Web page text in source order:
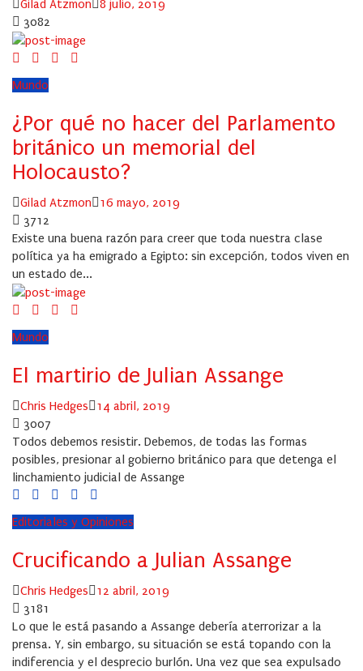
Author
Gilad Atzmon
Posted
8 julio, 2019
3082
Mundo
¿Por qué no hacer del Parlamento
británico un memorial del
Holocausto?
Author
Gilad Atzmon
Posted
16 mayo, 2019
3712
Existe una buena razón para creer que toda nuestra clase
política ya ha emigrado a Egipto: sin excepción, todos viven en
un estado de...
Mundo
El martirio de Julian Assange
Author
Chris Hedges
Posted
14 abril, 2019
3007
Todos debemos resistir. Debemos, de todas las formas
posibles, presionar al gobierno británico para que detenga el
linchamiento judicial de Assange
Editoriales y Opiniones
Crucificando a Julian Assange
Author
Chris Hedges
Posted
12 abril, 2019
3181
Lo que le está pasando a Assange debería aterrorizar a la
prensa. Y, sin embargo, su situación se está topando con la
indiferencia y el desprecio burlón. Una vez que sea expulsado